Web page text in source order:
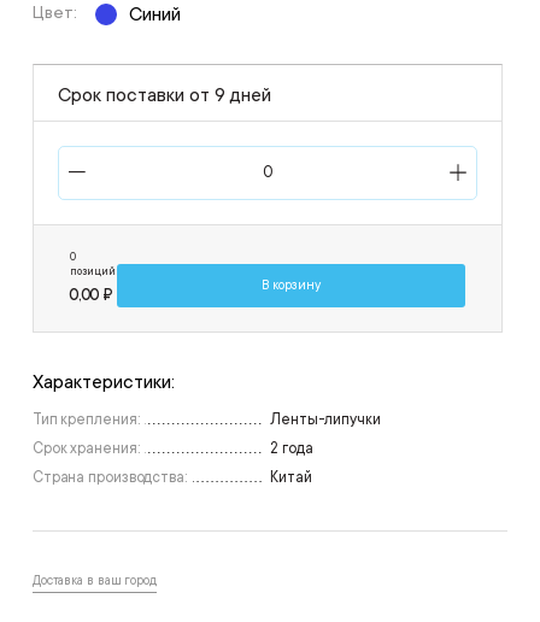
Цвет: Синий
Срок поставки от 9 дней
0
позиций
0,00 ₽
В корзину
Характеристики:
Тип крепления:
Ленты-липучки
Срок хранения:
2 года
Страна производства:
Китай
Доставка в ваш город